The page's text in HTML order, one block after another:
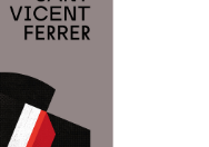
de los altares
Mayores, así
de las fiestas
Esplugues
de JCV